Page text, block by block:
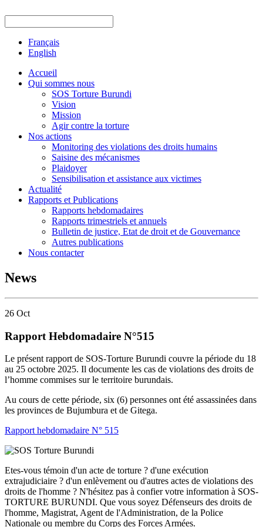
Français
English
Accueil
Qui sommes nous
SOS Torture Burundi
Vision
Mission
Agir contre la torture
Nos actions
Monitoring des violations des droits humains
Saisine des mécanismes
Plaidoyer
Sensibilisation et assistance aux victimes
Actualité
Rapports et Publications
Rapports hebdomadaires
Rapports trimestriels et annuels
Bulletin de justice, Etat de droit et de Gouvernance
Autres publications
Nous contacter
News
26 Oct
Rapport Hebdomadaire N°515
Le présent rapport de SOS-Torture Burundi couvre la période du 18
au 25 octobre 2025. Il documente les cas de violations des droits de
l’homme commises sur le territoire burundais.
Au cours de cette période, six (6) personnes ont été assassinées dans
les provinces de Bujumbura et de Gitega.
Rapport hebdomadaire N° 515
Etes-vous témoin d'un acte de torture ? d'une exécution
extrajudiciaire ? d'un enlèvement ou d'autres actes de violations des
droits de l'homme ? N'hésitez pas à confier votre information à SOS-
TORTURE BURUNDI. Que vous soyez Défenseurs des droits de
l'homme, Magistrat, Agent de l'Administration, de la Police
Nationale ou membre du Corps des Forces Armées.